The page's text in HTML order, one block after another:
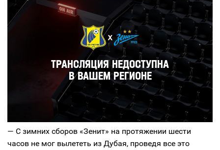
— С зимних сборов «Зенит» на протяжении шести
часов не мог вылететь из Дубая, проведя все это